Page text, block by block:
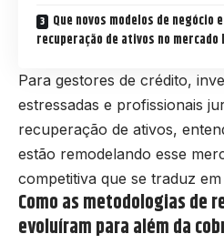
Que novos modelos de negócio
recuperação de ativos no
Para gestores de crédito,
estressadas e profissionais
recuperação de ativos,
estão remodelando esse
competitiva que se traduz
Como as metodologias de
evoluíram para além da